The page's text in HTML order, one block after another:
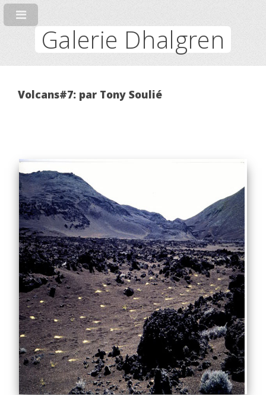
Galerie Dhalgren
Volcans#7: par Tony Soulié